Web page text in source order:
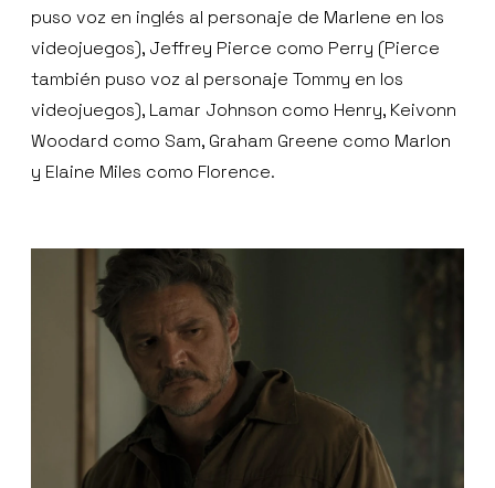
puso voz en inglés al personaje de Marlene en los
videojuegos), Jeffrey Pierce como Perry (Pierce
también puso voz al personaje Tommy en los
videojuegos), Lamar Johnson como Henry, Keivonn
Woodard como Sam, Graham Greene como Marlon
y Elaine Miles como Florence.